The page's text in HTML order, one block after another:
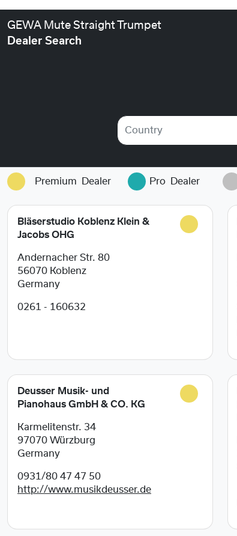
GEWA Mute Straight Trumpet
Dealer Search
Country
Premium Dealer Pro Dealer
Bläserstudio Koblenz Klein &
Jacobs OHG
Andernacher Str. 80
56070 Koblenz
Germany
0261 - 160632
Deusser Musik- und
Pianohaus GmbH & CO. KG
Karmelitenstr. 34
97070 Würzburg
Germany
0931/80 47 47 50
http://www.musikdeusser.de